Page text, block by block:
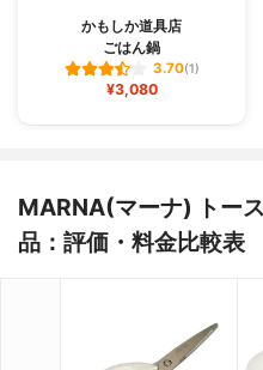
かもしか道具店
ごはん鍋
3.70(1)
¥3,080
MARNA(マーナ) トー
品：評価・料金比較表